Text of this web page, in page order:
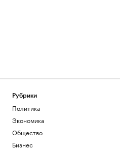
Рубрики
Политика
Экономика
Общество
Бизнес